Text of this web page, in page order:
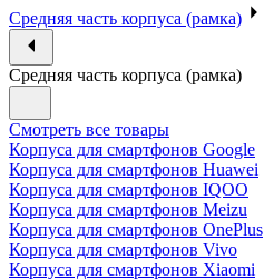
Средняя часть корпуса (рамка)
Средняя часть корпуса (рамка)
Смотреть все товары
Корпуса для смартфонов Google
Корпуса для смартфонов Huawei
Корпуса для смартфонов IQOO
Корпуса для смартфонов Meizu
Корпуса для смартфонов OnePlus
Корпуса для смартфонов Vivo
Корпуса для смартфонов Xiaomi